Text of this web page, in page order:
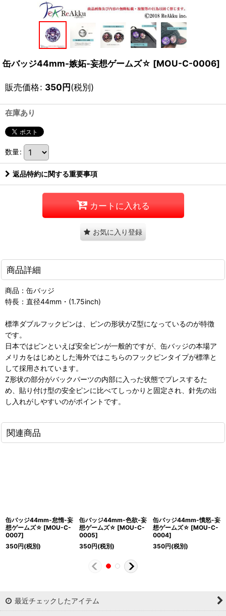
缶バッジ44mm-嫉妬-妄想ゲームズ☆ [MOU-C-0006]
販売価格: 350円(税別)
在庫あり
数量:
返品特約に関する重要事項
カートに入れる
お気に入り登録
商品詳細
商品：缶バッジ
特長：直径44mm・(1.75inch)
標準ダブルフックピンは、ピンの形状がZ型になっているのが特徴
です。
日本ではピンといえば安全ピンが一般的ですが、缶バッジの本場ア
メリカをはじめとした海外ではこちらのフックピンタイプが標準と
して採用されています。
Z形状の部分がバックパーツの内部に入った状態でプレスするた
め、貼り付け型の安全ピンに比べてしっかりと固定され、針先の出
し入れがしやすいのがポイントです。
関連商品
缶バッジ44mm-怠惰-妄
想ゲームズ☆ [MOU-C-
0007]
350円(税別)
缶バッジ44mm-色欲-妄
想ゲームズ☆ [MOU-C-
0005]
350円(税別)
缶バッジ44mm-憤怒-妄
想ゲームズ☆ [MOU-C-
0004]
350円(税別)
最近チェックしたアイテム